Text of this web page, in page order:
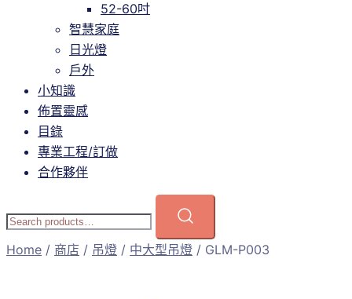
52-60吋
智慧家庭
日光燈
戶外
小知識
佈置靈感
目錄
專業工程/訂做
合作夥伴
Home / 商店 / 吊燈 / 中大型吊燈 / GLM-P003